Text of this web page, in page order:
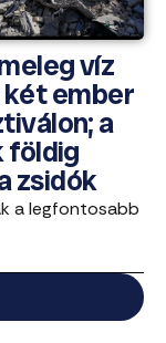
víz
két ember
a
földig
zsidók
a legfontosabb